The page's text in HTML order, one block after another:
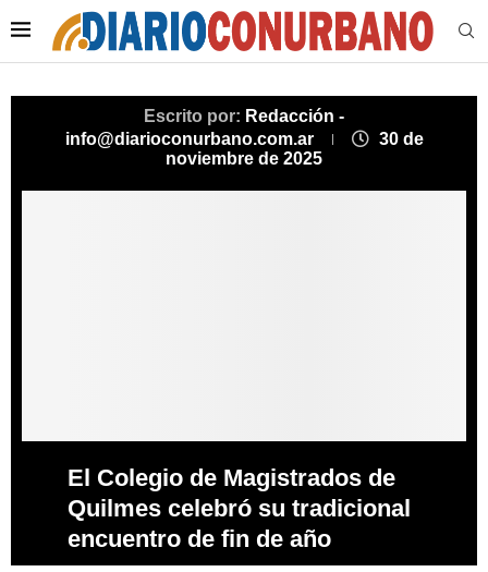
Escrito por: Redacción -
info@diarioconurbano.com.ar
30 de
noviembre de 2025
El Colegio de Magistrados de
Quilmes celebró su tradicional
encuentro de fin de año